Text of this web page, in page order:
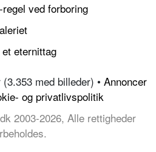
ved forboring
eternittag
med billeder) • Annoncer
og privatlivspolitik
2003-2026, Alle rettigheder